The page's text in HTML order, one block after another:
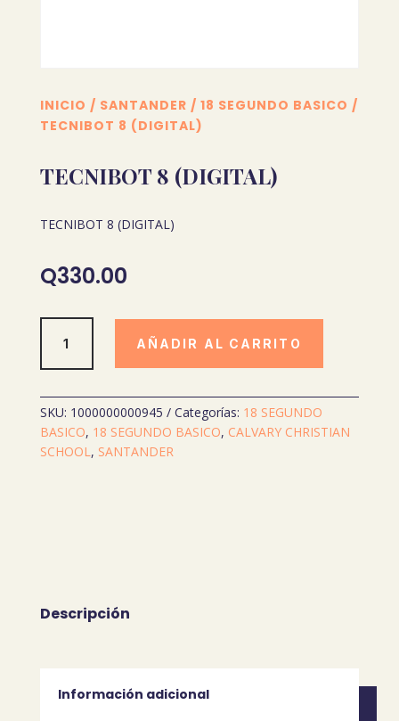
INICIO / SANTANDER / 18 SEGUNDO BASICO /
TECNIBOT 8 (DIGITAL)
TECNIBOT 8 (DIGITAL)
TECNIBOT 8 (DIGITAL)
Q330.00
(DIGITAL)
AÑADIR AL CARRITO
SKU: 1000000000945 Categorías: 18 SEGUNDO
BASICO, 18 SEGUNDO BASICO, CALVARY CHRISTIAN
SCHOOL, SANTANDER
Descripción
Información adicional